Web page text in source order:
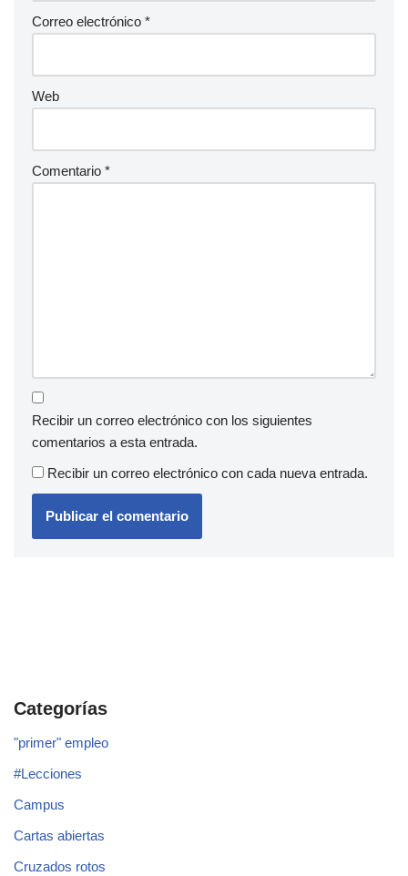
Correo electrónico *
Web
Comentario *
Recibir un correo electrónico con los siguientes
comentarios a esta entrada.
Recibir un correo electrónico con cada nueva entrada.
Categorías
"primer" empleo
#Lecciones
Campus
Cartas abiertas
Cruzados rotos